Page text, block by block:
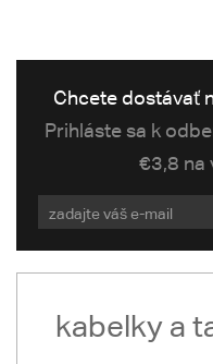
Chcete dostávať
Prihláste sa k
€3,8 na
kabelky a